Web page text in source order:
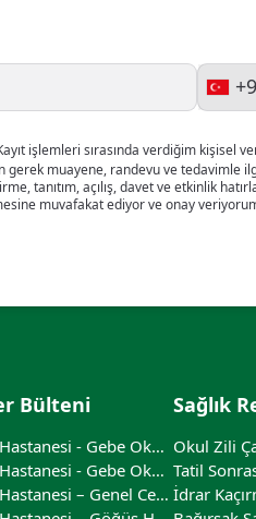
işlemleri sırasında verdiğim kişisel
gerek muayene, randevu ve tedavimle
tanıtım, açılış, davet ve etkinlik
muvafakat ediyor ve onay
Bülteni
TUSA Hastanesi - Gebe Okulu (Nisan Ayı)
TUSA Hastanesi - Gebe Okulu
TUSA Hastanesi – Genel Cerrahi Tıbbi İkinci Görüş Hizmeti
Sağlık